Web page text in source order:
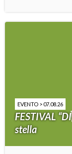
EVENTO > 07.08.26
FESTIVAL
stella